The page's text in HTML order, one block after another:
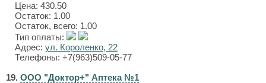
Цена: 430.50
Остаток: 1.00
Остаток, всего: 1.00
Тип оплаты:
Адрес: ул. Короленко, 22
Телефоны: +7(963)509-05-77
19. ООО "Доктор+" Аптека №1